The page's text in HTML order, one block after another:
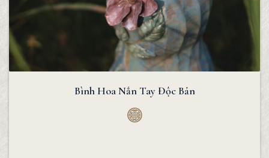
Bình Hoa Nắn Tay Độc Bản